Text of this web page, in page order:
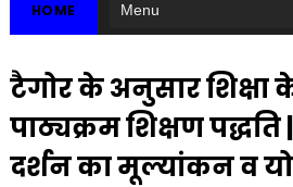
HOME
टैगोर के अनुसार शिक्षा
पाठ्यक्रम शिक्षण पद्धति
दर्शन का मूल्यांकन व